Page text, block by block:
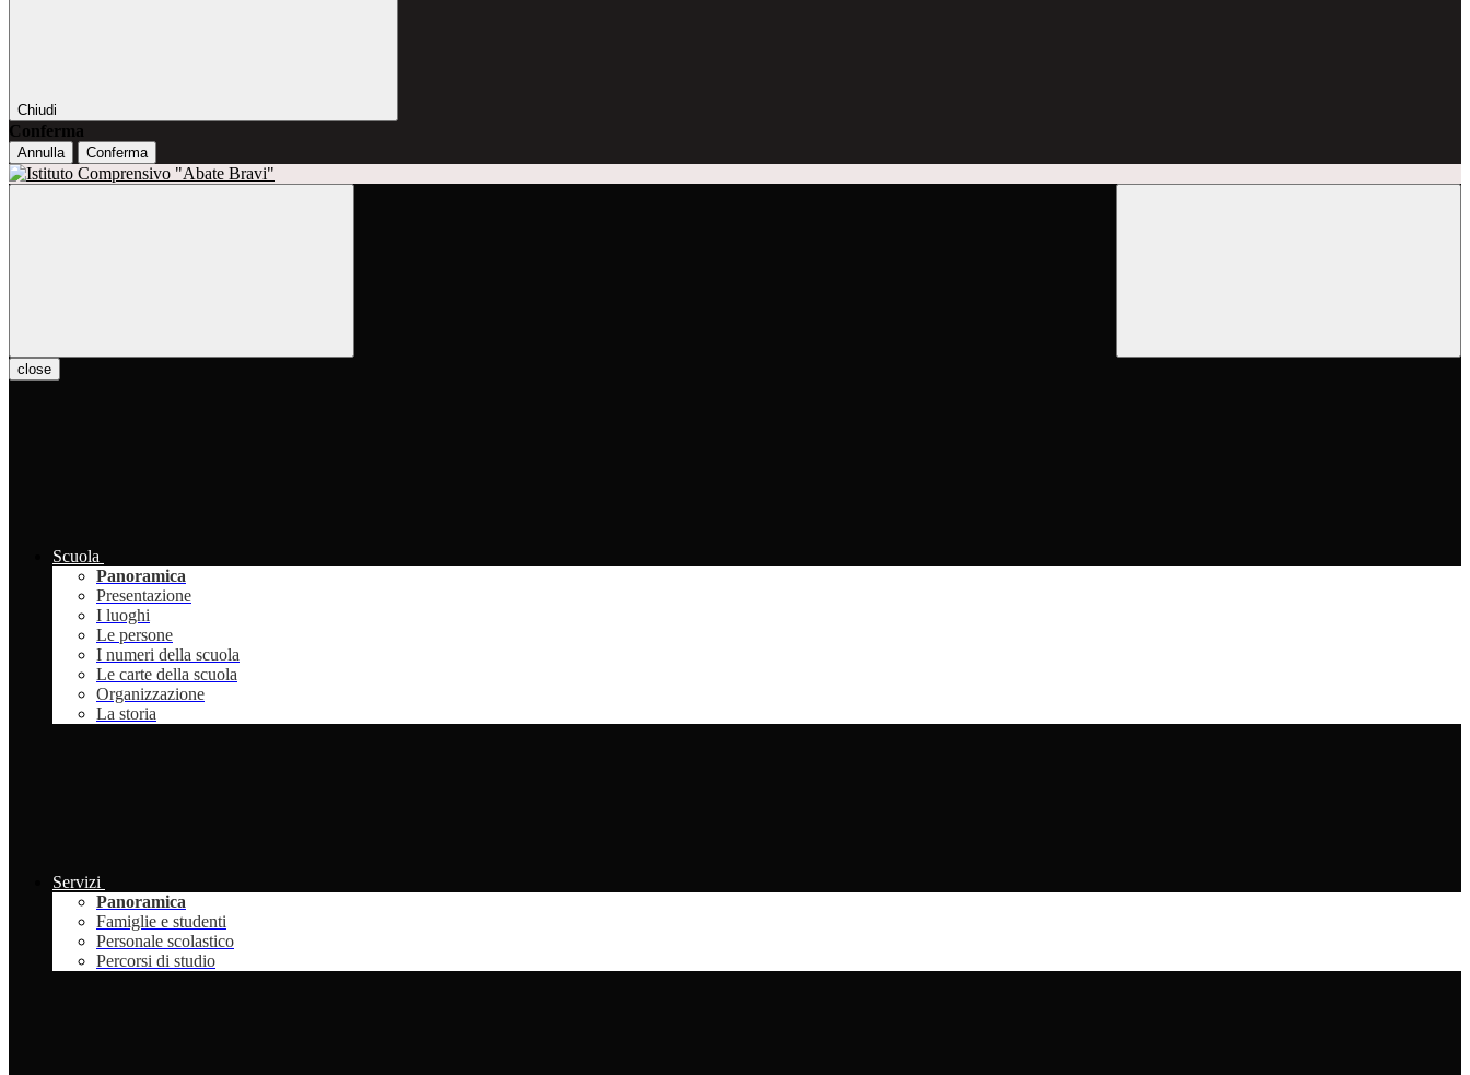
Chiudi
Conferma
Annulla Conferma
close
Scuola
Panoramica
Presentazione
I luoghi
Le persone
I numeri della scuola
Le carte della scuola
Organizzazione
La storia
Servizi
Panoramica
Famiglie e studenti
Personale scolastico
Percorsi di studio